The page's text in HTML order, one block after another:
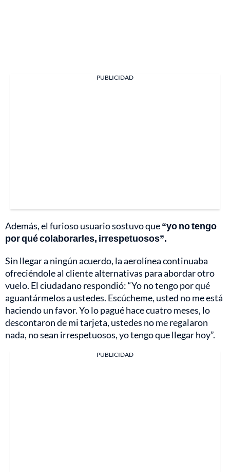
PUBLICIDAD
Además, el furioso usuario sostuvo que“yo no tengo
por qué colaborarles, irrespetuosos”.
Sin llegar a ningún acuerdo, la aerolínea continuaba
ofreciéndole al cliente alternativas para abordar otro
vuelo. El ciudadano respondió: “Yo no tengo por qué
aguantármelos a ustedes. Escúcheme, usted no me está
haciendo un favor. Yo lo pagué hace cuatro meses, lo
descontaron de mi tarjeta, ustedes no me regalaron
nada, no sean irrespetuosos, yo tengo que llegar hoy”.
PUBLICIDAD